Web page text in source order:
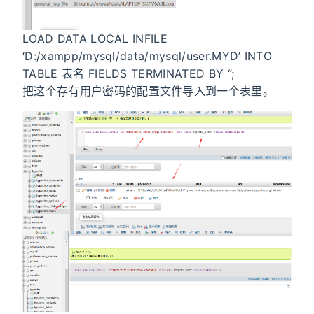
LOAD DATA LOCAL INFILE
‘D:/xampp/mysql/data/mysql/user.MYD’ INTO
TABLE 表名 FIELDS TERMINATED BY ‘’;
把这个存有用户密码的配置文件导入到一个表里。